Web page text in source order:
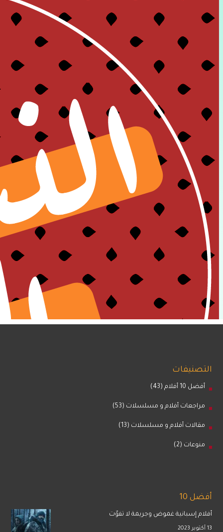
التصنيفات
أفضل 10 أفلام (43)
مراجعات أفلام و مسلسلات (53)
مقالات أفلام و مسلسلات (13)
منوعات (2)
أفضل 10
أفلام إسبانية غموض وجريمة لا تفوّت
13 أكتوبر 2023